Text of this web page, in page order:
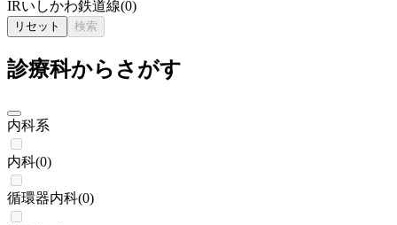
IRいしかわ鉄道線(0)
リセット 検索
診療科からさがす
内科系
内科(0)
循環器内科(0)